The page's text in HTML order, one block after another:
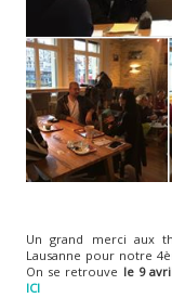
Un grand merci aux
Lausanne pour notre
On se retrouve le 9
ICI